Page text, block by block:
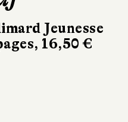
Jeunesse
16,50 €